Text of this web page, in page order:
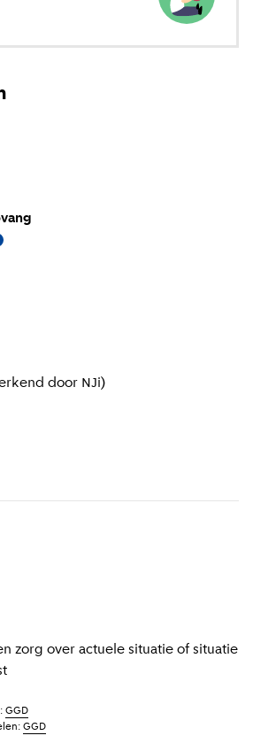
over verschillende soorten opvang
informatie
door NJi)
GGD
GGD